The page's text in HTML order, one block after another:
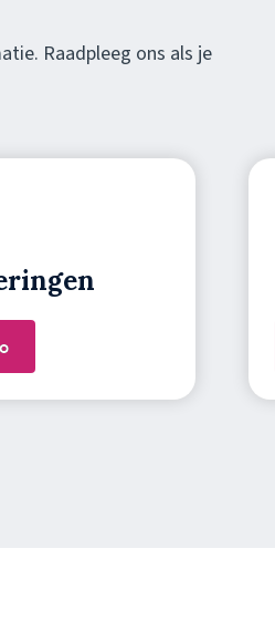
Raadpleeg ons als je